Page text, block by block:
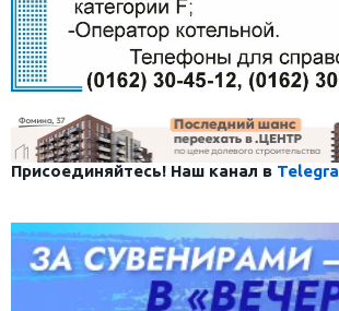
Присоединяйтесь! Наш канал в